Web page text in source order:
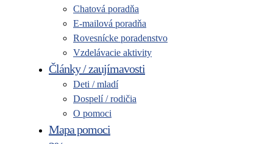
Chatová poradňa
E-mailová poradňa
Rovesnícke poradenstvo
Vzdelávacie aktivity
Články / zaujímavosti
Deti / mladí
Dospelí / rodičia
O pomoci
Mapa pomoci